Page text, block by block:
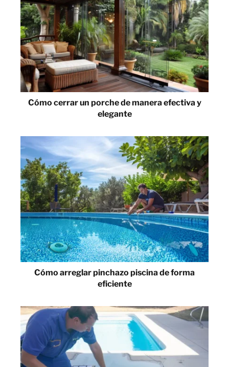
Cómo cerrar un porche de manera efectiva y
elegante
Cómo arreglar pinchazo piscina de forma
eficiente